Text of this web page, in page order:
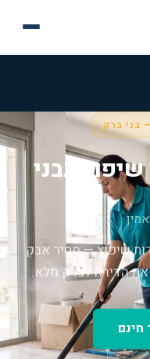
שיפוץ בבני
שיפוץ — מסיר אבק
את הדירה לברק מלא.
חינם